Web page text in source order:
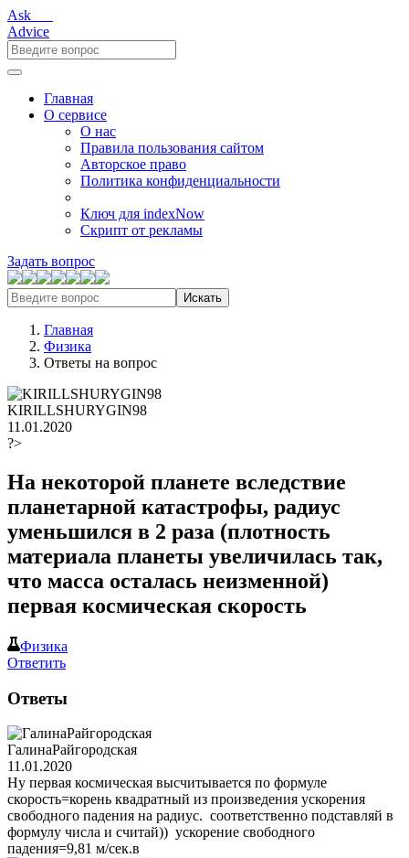
Ask___
Advice
Главная
О сервисе
О нас
Правила пользования сайтом
Авторское право
Политика конфиденциальности
Ключ для indexNow
Скрипт от рекламы
Задать вопрос
Искать
Главная
Физика
Ответы на вопрос
KIRILLSHURYGIN98
11.01.2020
?>
На некоторой планете вследствие
планетарной катастрофы, радиус
уменьшился в 2 раза (плотность
материала планеты увеличилась так,
что масса осталась неизменной)
первая космическая скорость
Физика
Ответить
Ответы
ГалинаРайгородская
11.01.2020
Ну первая космическая высчитывается по формуле
скорость=корень квадратный из произведения ускорения
свободного падения на радиус. соответственно подставляй в
формулу числа и считай)) ускорение свободного
падения=9,81 м/сек.в